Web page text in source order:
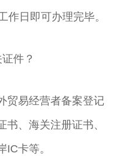
作日即可办理完毕。
件？
贸易经营者备案登记
、海关注册证书、
IC卡等。